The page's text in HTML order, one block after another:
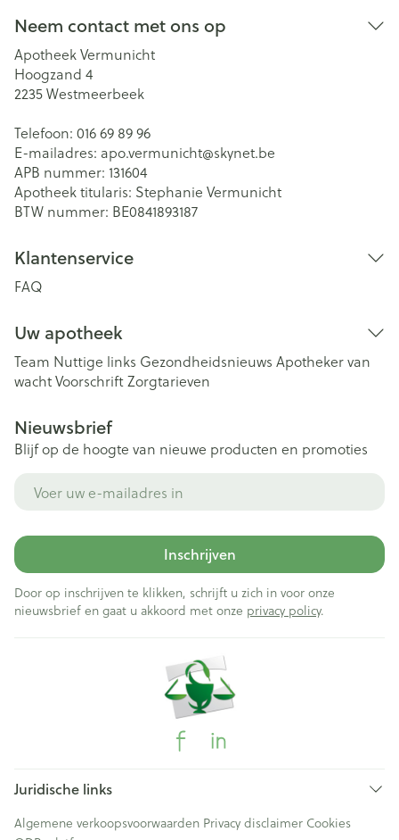
Neem contact met ons op
Apotheek Vermunicht
Hoogzand 4
2235Westmeerbeek
Telefoon: 016 69 89 96
E-mailadres: apo.vermunicht@skynet.be
APB nummer: 131604
Apotheek titularis: Stephanie Vermunicht
BTW nummer: BE0841893187
Klantenservice
FAQ
Uw apotheek
Team Nuttige links Gezondheidsnieuws Apotheker van
wachtVoorschriftZorgtarieven
Nieuwsbrief
Blijf op de hoogte van nieuwe producten en promoties
Inschrijven
Door op inschrijven te klikken, schrijft u zich in voor onze
nieuwsbrief en gaat u akkoord met onze privacy policy.
Juridische links
Algemene verkoopsvoorwaarden Privacy disclaimer Cookies